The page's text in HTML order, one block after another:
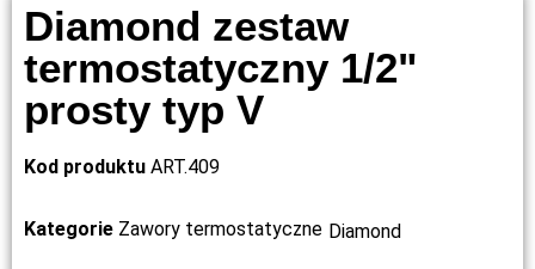
Diamond zestaw
termostatyczny 1/2"
prosty typ V
Kod produktu ART.409
Kategorie Zawory termostatyczne Diamond